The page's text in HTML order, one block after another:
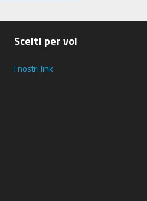
Scelti per voi
I nostri link